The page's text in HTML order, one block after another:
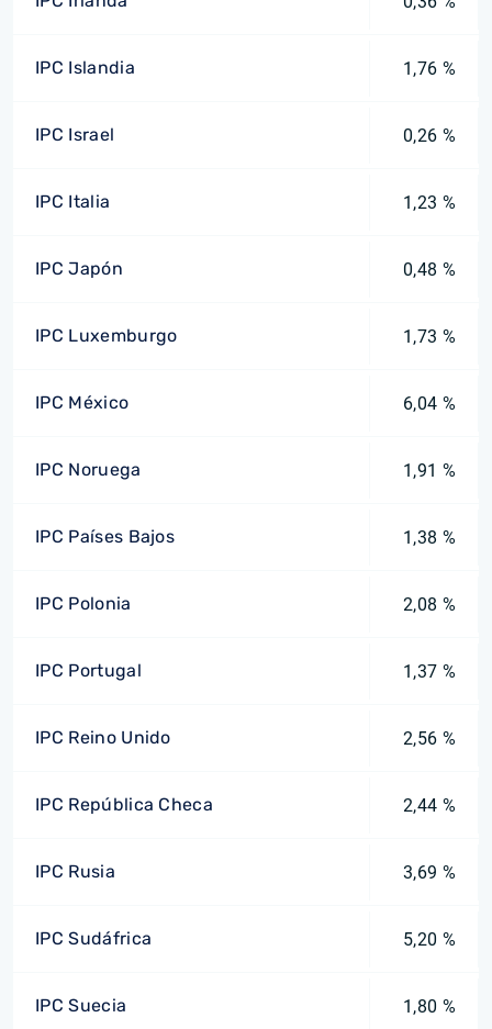
IPC Islandia 1,76 %
IPC Israel 0,26 %
IPC Italia 1,23 %
IPC Japón 0,48 %
IPC Luxemburgo 1,73 %
IPC México 6,04 %
IPC Noruega 1,91 %
IPC Países Bajos 1,38 %
IPC Polonia 2,08 %
IPC Portugal 1,37 %
IPC Reino Unido 2,56 %
IPC República Checa 2,44 %
IPC Rusia 3,69 %
IPC Sudáfrica 5,20 %
IPC Suecia 1,80 %